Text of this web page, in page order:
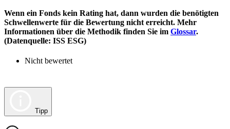
Wenn ein Fonds kein Rating hat, dann wurden die benötigten
Schwellenwerte für die Bewertung nicht erreicht. Mehr
Informationen über die Methodik finden Sie im Glossar.
(Datenquelle: ISS ESG)
Nicht bewertet
Tipp